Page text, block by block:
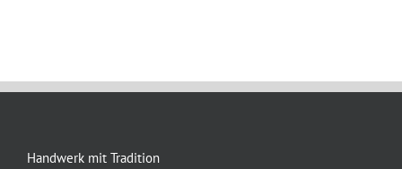
Handwerk mit Tradition